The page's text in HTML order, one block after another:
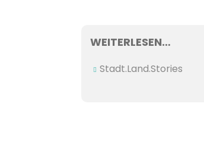
WEITERLESEN…
Stadt.Land.Stories